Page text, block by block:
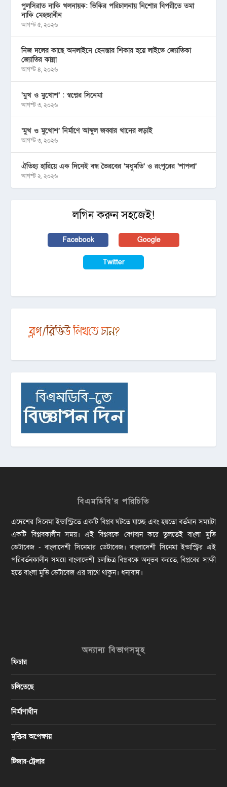
পুলসিরাত নাকি খলনায়ক: ভিকির পরিচালনায় নিশোর বিপরীতে তমা
নাকি মেহজাবীন
আগস্ট ৫, ২০২৬
নিজ দলের কাছে অনলাইনে হেনস্তার শিকার হয়ে লাইভে জ্যোতিকা
জ্যোতির কান্না
আগস্ট ৪, ২০২৬
‘মুখ ও মু্খোশ’ : স্বপ্নের সিনেমা
আগস্ট ৩, ২০২৬
‘মুখ ও মুখোশ’ নির্মাণে আব্দুল জব্বার খানের লড়াই
আগস্ট ৩, ২০২৬
ঐতিহ্য হারিয়ে এক দিনেই বন্ধ ভৈরবের ‘মধুমতি’ ও রংপুরের ‘শাপলা’
আগস্ট ২, ২০২৬
লগিন করুন সহজেই!
Facebook Google
Twitter
বিএমডিবি’র পরিচিতি
এদেশের সিনেমা ইন্ডাস্ট্রিতে একটি বিপ্লব ঘটতে যাচ্ছে এবং হয়তো বর্তমান সময়টা
একটি বিপ্লবকালীন সময়। এই বিপ্লবকে বেগবান করে তুলতেই বাংলা মুভি
ডেটাবেজ - বাংলাদেশী সিনেমার ডেটাবেজ। বাংলাদেশী সিনেমা ইন্ডাস্ট্রির এই
পরিবর্তনকালীন সময়ে বাংলাদেশী চলচ্চিত্র বিপ্লবকে অনুভব করতে, বিপ্লবের সাক্ষী
হতে বাংলা মুভি ডেটাবেজ এর সাথে থাকুন। ধন্যবাদ।
অন্যান্য বিভাগসমূহ
ফিচার
চলিতেছে
নির্মাণাধীন
মুক্তির অপেক্ষায়
টিজার-ট্রেলার